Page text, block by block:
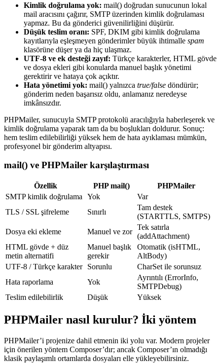
Kimlik doğrulama yok: mail() doğrudan sunucunun lokal
mail aracısını çağırır, SMTP üzerinden kimlik doğrulaması
yapmaz. Bu da gönderici güvenilirliğini düşürür.
Düşük teslim oranı: SPF, DKIM gibi kimlik doğrulama
kayıtlarıyla eşleşmeyen gönderimler büyük ihtimalle spam
klasörüne düşer ya da hiç ulaşmaz.
UTF-8 ve ek desteği zayıf: Türkçe karakterler, HTML gövde
ve dosya ekleri gibi konularda manuel başlık yönetimi
gerektirir ve hataya çok açıktır.
Hata yönetimi yok: mail() yalnızca true/false döndürür;
gönderim neden başarısız oldu, anlamanız neredeyse
imkânsızdır.
PHPMailer, sunucuyla SMTP protokolü aracılığıyla haberleşerek ve
kimlik doğrulama yaparak tam da bu boşlukları doldurur. Sonuç:
hem teslim edilebilirliği yüksek hem de hata ayıklaması mümkün,
profesyonel bir gönderim altyapısı.
mail() ve PHPMailer karşılaştırması
Özellik PHP mail()
PHPMailer
SMTP kimlik doğrulama
Yok
Var
TLS / SSL şifreleme
Sınırlı
Tam destek
(STARTTLS, SMTPS)
Dosya eki ekleme
Manuel ve zor
Tek satırla
(addAttachment)
HTML gövde + düz
metin alternatifi
Manuel başlık
gerekir
Otomatik (isHTML,
AltBody)
UTF-8 / Türkçe karakter
Sorunlu
CharSet ile sorunsuz
Hata raporlama
Yok
Ayrıntılı (ErrorInfo,
SMTPDebug)
Teslim edilebilirlik
Düşük Yüksek
PHPMailer nasıl kurulur? İki yöntem
PHPMailer’i projenize dahil etmenin iki yolu var. Modern projeler
için önerilen yöntem Composer’dır; ancak Composer’ın olmadığı
klasik paylaşımlı ortamlarda dosyaları elle yükleyebilirsiniz.